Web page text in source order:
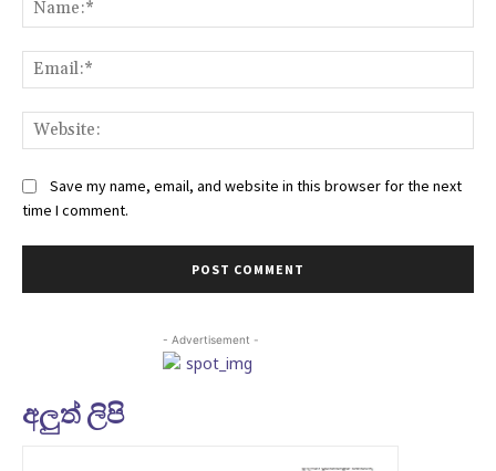
Save my name, email, and website in this browser for the next
time I comment.
- Advertisement -
අලුත් ලිපි